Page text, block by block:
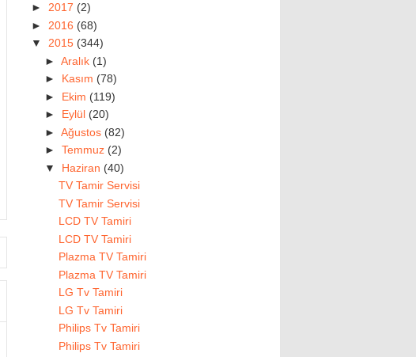
► 2017 (2)
► 2016 (68)
▼ 2015 (344)
► Aralık (1)
► Kasım (78)
► Ekim (119)
► Eylül (20)
► Ağustos (82)
► Temmuz (2)
▼ Haziran (40)
TV Tamir Servisi
TV Tamir Servisi
LCD TV Tamiri
LCD TV Tamiri
Plazma TV Tamiri
Plazma TV Tamiri
LG Tv Tamiri
LG Tv Tamiri
Philips Tv Tamiri
Philips Tv Tamiri